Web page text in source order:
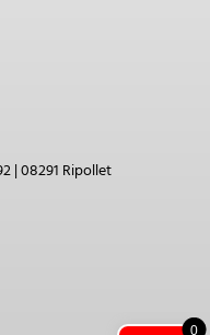
| 08291 Ripollet
0